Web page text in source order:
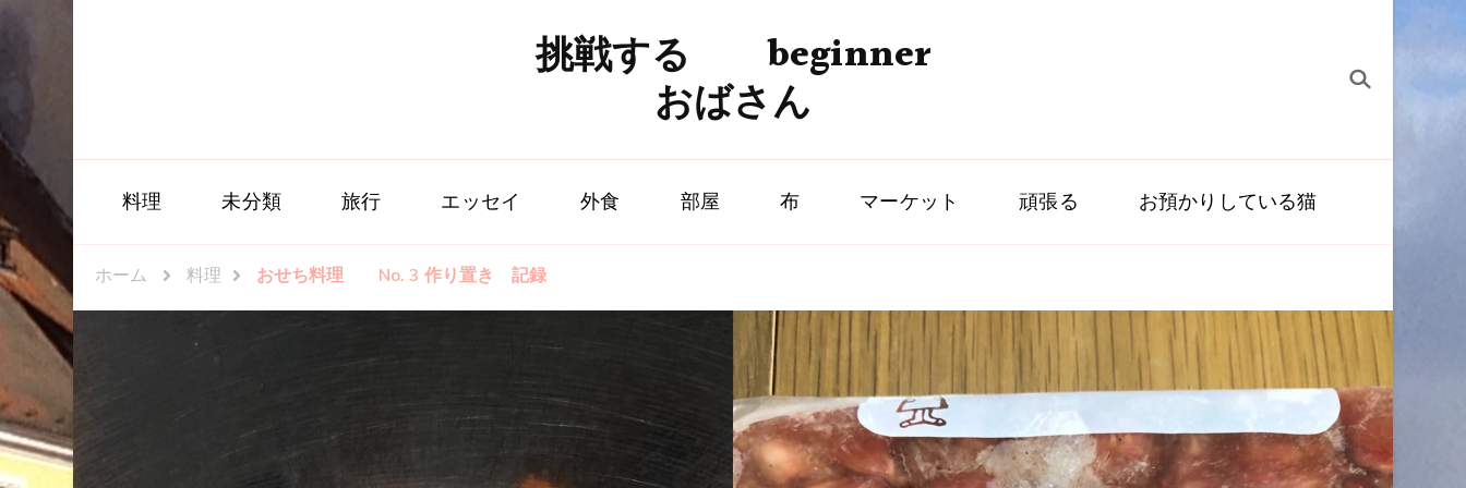
挑戦する beginner
おばさん
料理 未分類 旅行 エッセイ 外食 部屋 布 マーケット 頑張る お預かりしている猫
ホーム 料理 おせち料理 No. 3 作り置き 記録